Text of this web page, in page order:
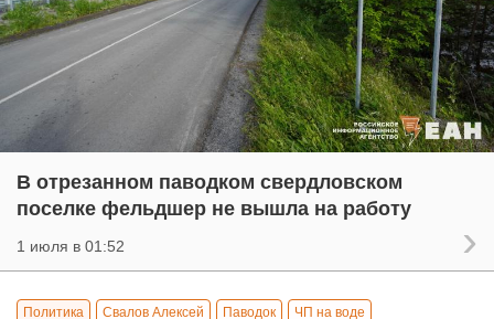
В отрезанном паводком свердловском
поселке фельдшер не вышла на работу
1 июля в 01:52
Политика Свалов Алексей Паводок ЧП на воде